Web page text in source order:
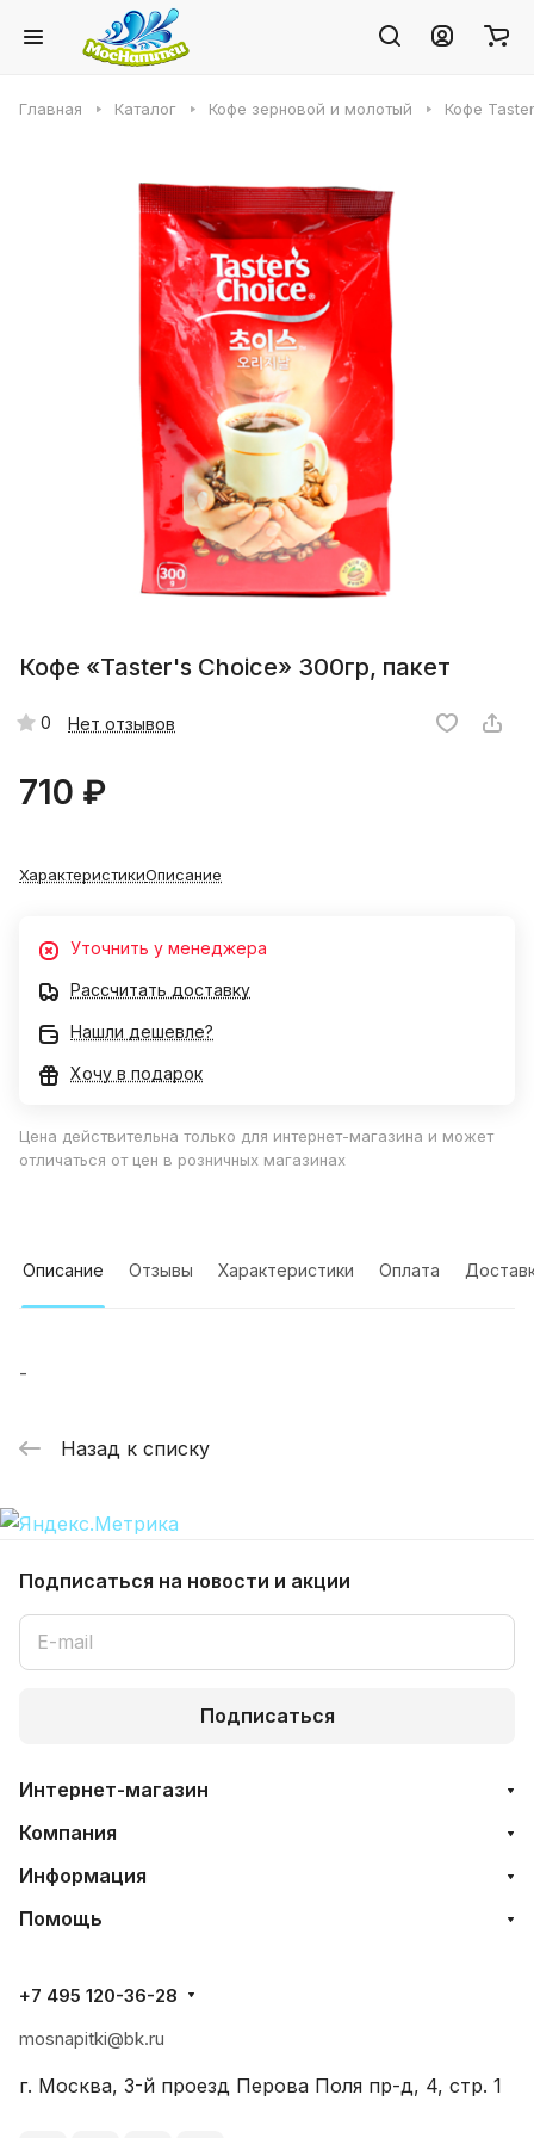
Главная Каталог Кофе зерновой и молотый Кофе
Кофе «Taster's Choice» 300гр, пакет
0 Нет отзывов
710 ₽
ХарактеристикиОписание
Уточнить у менеджера
Рассчитать доставку
Нашли дешевле?
Хочу в подарок
Цена действительна только для интернет-магазина и может
отличаться от цен в розничных магазинах
Описание Отзывы Характеристики Оплата
-
Назад к списку
Подписаться на новости и акции
Подписаться
Интернет-магазин
Компания
Информация
Помощь
+7 495 120-36-28
mosnapitki@bk.ru
г. Москва, 3-й проезд Перова Поля пр-д, 4, стр. 1